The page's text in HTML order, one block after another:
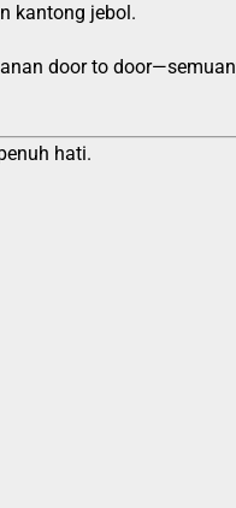
kantong jebol.
door to
hati.